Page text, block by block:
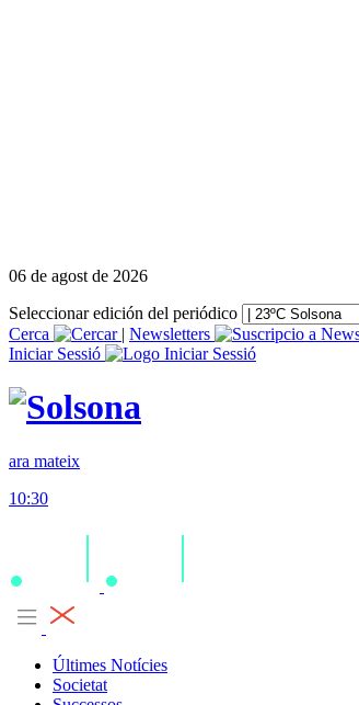
06 de agost de 2026
Seleccionar edición del periódico
Cerca
| Newsletters
Iniciar Sessió
ara mateix
10:30
Últimes Notícies
Societat